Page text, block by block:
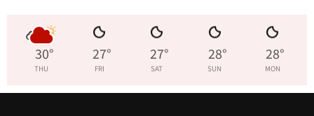
30°
THU
27°
FRI
27°
SAT
28°
SUN
28°
MON